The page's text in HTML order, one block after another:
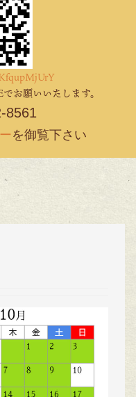
お願いいたします。
8561
を御覧下さい